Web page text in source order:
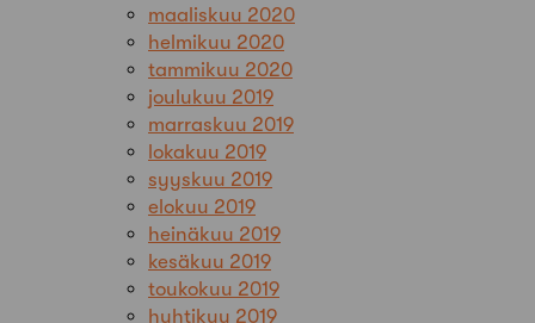
maaliskuu 2020
helmikuu 2020
tammikuu 2020
joulukuu 2019
marraskuu 2019
lokakuu 2019
syyskuu 2019
elokuu 2019
heinäkuu 2019
kesäkuu 2019
toukokuu 2019
huhtikuu 2019